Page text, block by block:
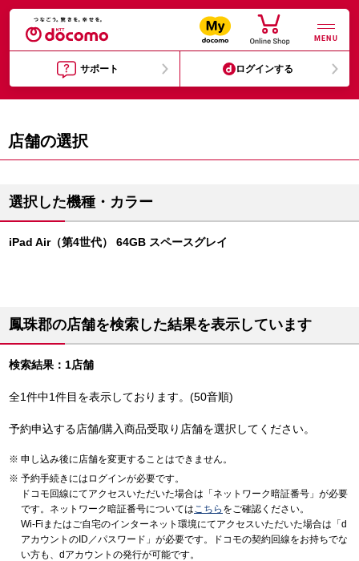
MENU
サポート ログインする
店舗の選択
選択した機種・カラー
iPad Air（第4世代） 64GB スペースグレイ
鳳珠郡の店舗を検索した結果を表示しています
検索結果：1店舗
全1件中1件目を表示しております。(50音順)
予約申込する店舗/購入商品受取り店舗を選択してください。
申し込み後に店舗を変更することはできません。
予約手続きにはログインが必要です。
ドコモ回線にてアクセスいただいた場合は「ネットワーク暗証番号」が必要
です。ネットワーク暗証番号についてはこちら をご確認ください。
Wi-Fiまたはご自宅のインターネット環境にてアクセスいただいた場合は「d
アカウントのID／パスワード」が必要です。ドコモの契約回線をお持ちでな
い方も、dアカウントの発行が可能です。